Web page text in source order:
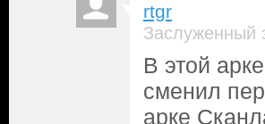
rtgr
Заслуженный
В этой
сменил
арке